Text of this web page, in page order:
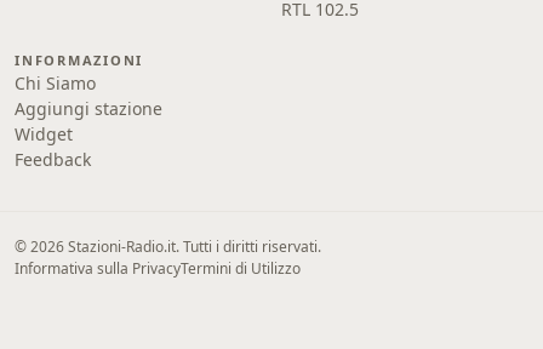
RTL 102.5
INFORMAZIONI
Chi Siamo
Aggiungi stazione
Widget
Feedback
© 2026 Stazioni-Radio.it. Tutti i diritti riservati.
Informativa sulla PrivacyTermini di Utilizzo